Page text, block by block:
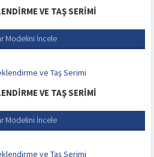
VE TAŞ SERIMI
Modelini İncele
VE TAŞ SERIMI
Modelini İncele